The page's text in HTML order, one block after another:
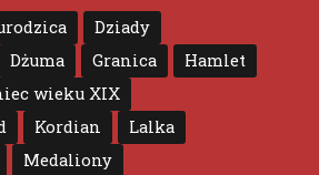
Dziady
Dżuma Granica
Hamlet
wieku XIX
Kordian
Lalka
Medaliony